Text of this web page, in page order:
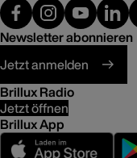
Newsletter abonnieren
Jetzt anmelden
Brillux Radio
Jetzt öffnen
Brillux App